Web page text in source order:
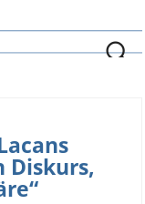
Diskurs,